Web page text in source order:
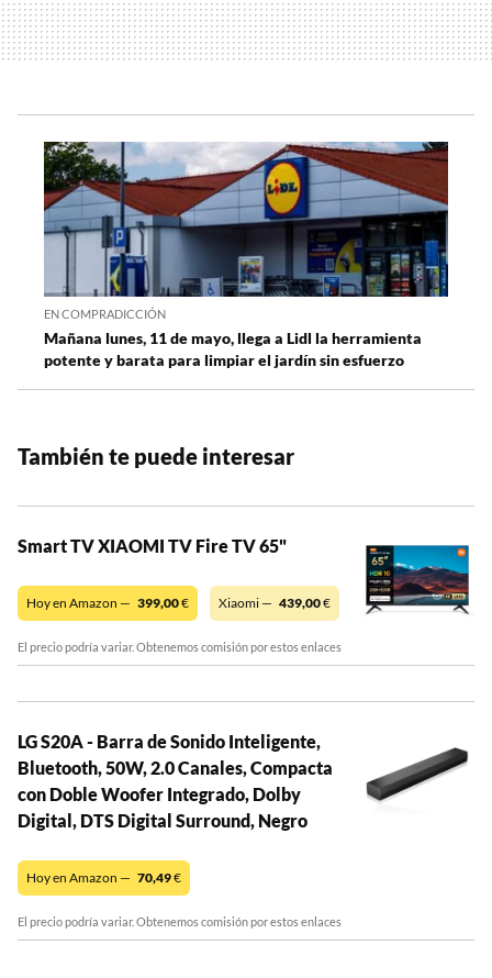
EN COMPRADICCIÓN
Mañana lunes, 11 de mayo, llega a Lidl la herramienta
potente y barata para limpiar el jardín sin esfuerzo
También te puede interesar
Smart TV XIAOMI TV Fire TV 65"
Hoy en Amazon — 399,00€ Xiaomi — 439,00€
El precio podría variar. Obtenemos comisión por estos enlaces
LG S20A - Barra de Sonido Inteligente,
Bluetooth, 50W, 2.0 Canales, Compacta
con Doble Woofer Integrado, Dolby
Digital, DTS Digital Surround, Negro
Hoy en Amazon — 70,49€
El precio podría variar. Obtenemos comisión por estos enlaces